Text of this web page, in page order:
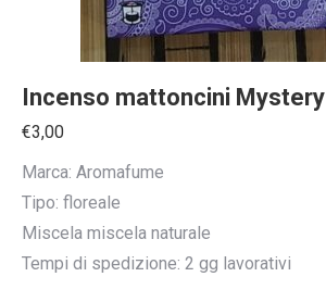
Incenso mattoncini Mystery
€3,00
Marca: Aromafume
Tipo: floreale
Miscela miscela naturale
Tempi di spedizione: 2 gg lavorativi